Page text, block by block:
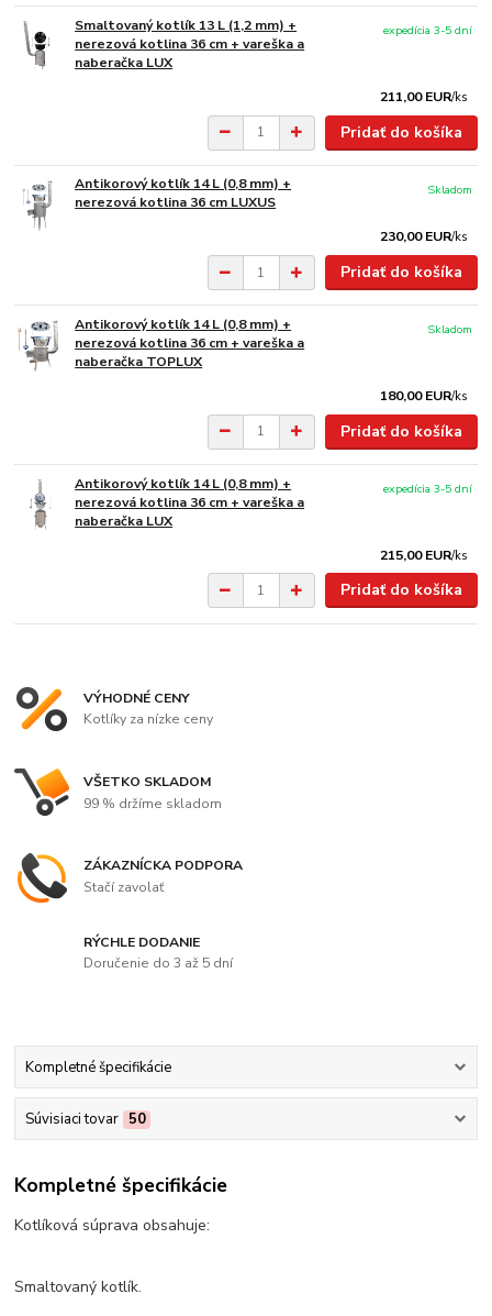
Smaltovaný kotlík 13 L (1,2 mm) +
nerezová kotlina 36 cm + vareška a
naberačka LUX
211,00 EUR/ks
expedícia 3-5 dní
Pridať do košíka
Antikorový kotlík 14 L (0,8 mm) +
nerezová kotlina 36 cm LUXUS
230,00 EUR/ks
Skladom
Pridať do košíka
Antikorový kotlík 14 L (0,8 mm) +
nerezová kotlina 36 cm + vareška a
naberačka TOPLUX
180,00 EUR/ks
Skladom
Pridať do košíka
Antikorový kotlík 14 L (0,8 mm) +
nerezová kotlina 36 cm + vareška a
naberačka LUX
215,00 EUR/ks
expedícia 3-5 dní
Pridať do košíka
VÝHODNÉ CENY
Kotlíky za nízke ceny
VŠETKO SKLADOM
99 % držíme skladom
ZÁKAZNÍCKA PODPORA
Stačí zavolať
RÝCHLE DODANIE
Doručenie do 3 až 5 dní
Kompletné špecifikácie
Súvisiaci tovar 50
Kompletné špecifikácie
Kotlíková súprava obsahuje:
Smaltovaný kotlík.